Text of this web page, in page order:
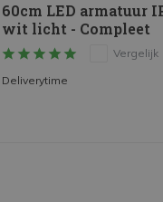
60cm LED armatuur
wit licht - Compleet
Vergelijk
Deliverytime